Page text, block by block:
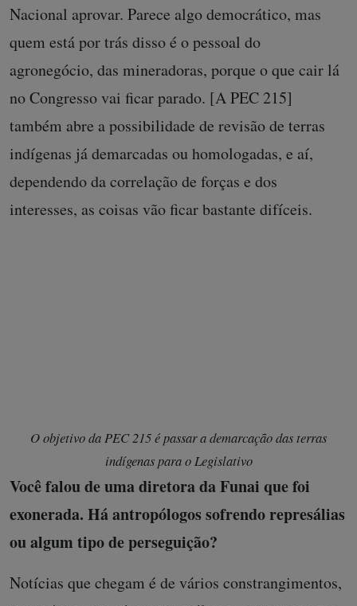
Nacional aprovar. Parece algo democrático, mas
quem está por trás disso é o pessoal do
agronegócio, das mineradoras, porque o que cair lá
no Congresso vai ficar parado. [A PEC 215]
também abre a possibilidade de revisão de terras
indígenas já demarcadas ou homologadas, e aí,
dependendo da correlação de forças e dos
interesses, as coisas vão ficar bastante difíceis.
O objetivo da PEC 215 é passar a demarcação das terras
indígenas para o Legislativo
Você falou de uma diretora da Funai que foi
exonerada. Há antropólogos sofrendo represálias
ou algum tipo de perseguição?
Notícias que chegam é de vários constrangimentos,